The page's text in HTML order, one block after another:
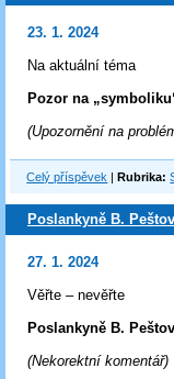
23. 1. 2024
Na aktuální téma
Pozor na
(Upozornění na
Celý příspěvek Rubrika:
Poslankyně B.
27. 1. 2024
Věřte – nevěřte
Poslankyně B.
(Nekorektní komentář)